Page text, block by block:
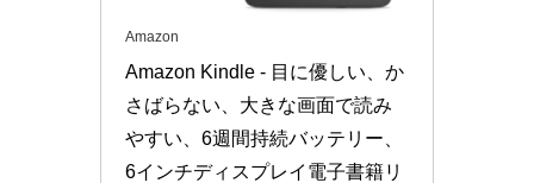
Amazon
Amazon Kindle - 目に優しい、か
さばらない、大きな画面で読み
やすい、6週間持続バッテリー、
6インチディスプレイ電子書籍リ